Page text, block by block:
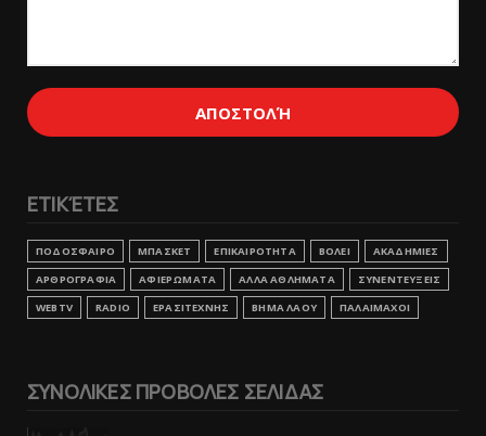
ΕΤΙΚΈΤΕΣ
ΠΟΔΟΣΦΑΙΡΟ ΜΠΑΣΚΕΤ ΕΠΙΚΑΙΡΟΤΗΤΑ ΒΟΛΕΙ
ΑΚΑΔΗΜΙΕΣ
ΑΡΘΡΟΓΡΑΦΙΑ
ΑΦΙΕΡΩΜΑΤΑ ΑΛΛΑ ΑΘΛΗΜΑΤΑ
ΣΥΝΕΝΤΕΥΞΕΙΣ
WEBTV
RADIO ΕΡΑΣΙΤΕΧΝΗΣ ΒΗΜΑ ΛΑΟΥ ΠΑΛΑΙΜΑΧΟΙ
ΣΥΝΟΛΙΚΕΣ ΠΡΟΒΟΛΕΣ ΣΕΛΙΔΑΣ